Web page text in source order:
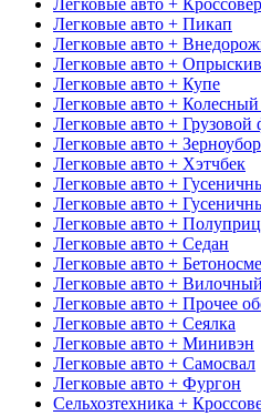
Легковые авто + Пикап
Легковые авто +
Легковые авто +
Легковые авто + Купе
Легковые авто + Колесный
Легковые авто + Грузовой
Легковые авто +
Легковые авто + Хэтчбек
Легковые авто +
Легковые авто +
Легковые авто +
Легковые авто + Седан
Легковые авто +
Легковые авто +
Легковые авто + Прочее
Легковые авто + Сеялка
Легковые авто + Минивэн
Легковые авто + Самосвал
Легковые авто + Фургон
Сельхозтехника +